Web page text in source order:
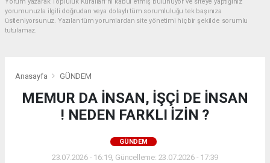
yorumunuzla ilgili doğrudan veya dolaylı tüm sorumluluğu tek başınıza
üstleniyorsunuz. Yazılan tüm yorumlardan site yönetimi hiçbir şekilde sorumlu
tutulamaz.
Anasayfa GÜNDEM
MEMUR DA İNSAN, İŞÇİ DE İNSAN
! NEDEN FARKLI İZİN ?
GÜNDEM
23.07.2026 - 16:19, Güncelleme: 23.07.2026 - 17:39